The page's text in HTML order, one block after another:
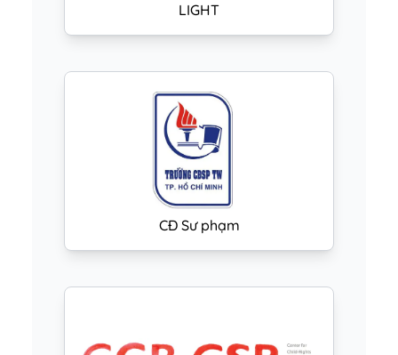
LIGHT
CĐ Sư phạm